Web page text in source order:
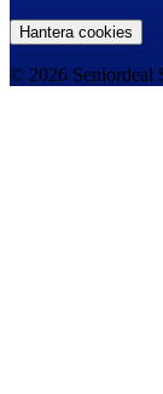
Hantera cookies
© 2026 Seniordeal